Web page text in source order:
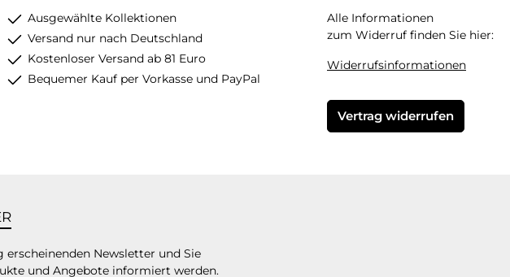
Ausgewählte Kollektionen
Versand nur nach Deutschland
Kostenloser Versand ab 81 Euro
Bequemer Kauf per Vorkasse und PayPal
Alle Informationen
zum Widerruf finden Sie hier:
Widerrufsinformationen
Vertrag widerrufen
Newsletter und Sie
und Angebote informiert werden.